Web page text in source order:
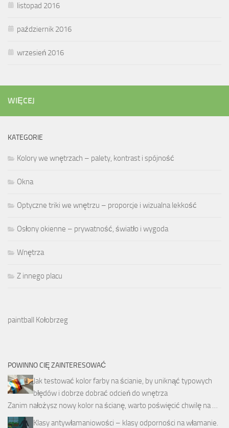
listopad 2016
październik 2016
wrzesień 2016
WIĘCEJ
KATEGORIE
Kolory we wnętrzach – palety, kontrast i spójność
Okna
Optyczne triki we wnętrzu – proporcje i wizualna lekkość
Osłony okienne – prywatność, światło i wygoda
Wnętrza
Z innego placu
paintball Kołobrzeg
POWINNO CIĘ ZAINTERESOWAĆ
Jak testować kolor farby na ścianie, by uniknąć typowych
błędów i dobrze dobrać odcień do wnętrza
Zanim nałożysz nowy kolor na ścianę, warto poświęcić chwilę na …
Klasy antywłamaniowości – klasy odporności na włamanie.